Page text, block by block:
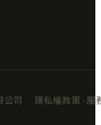
公司 隱私權政策 ·服